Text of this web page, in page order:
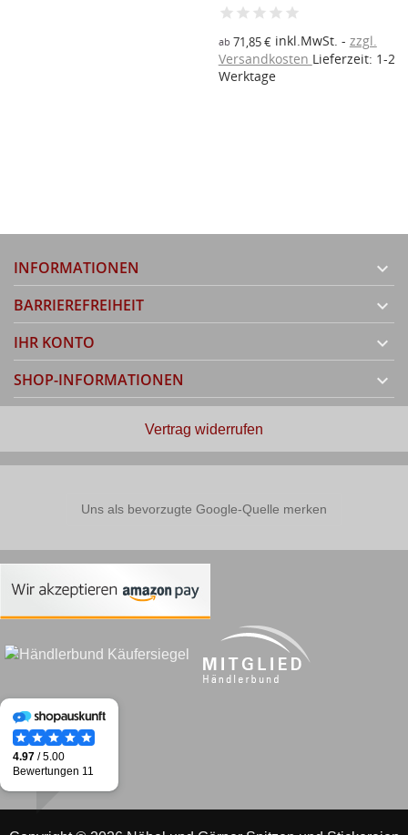
ab71,85 €inkl.MwSt. zzgl.
VersandkostenLieferzeit: 1-2
Werktage
INFORMATIONEN 
BARRIEREFREIHEIT 
IHR KONTO 
SHOP-INFORMATIONEN 
Vertrag widerrufen
Uns als bevorzugte Google-Quelle merken